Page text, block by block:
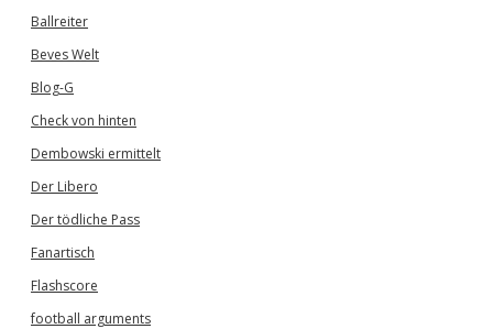
Ballreiter
Beves Welt
Blog-G
Check von hinten
Dembowski ermittelt
Der Libero
Der tödliche Pass
Fanartisch
Flashscore
football arguments